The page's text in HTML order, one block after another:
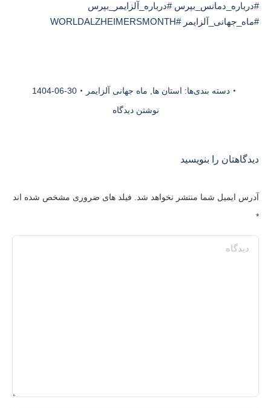
#درباره_دمانس_بپرس #درباره_آلزایمر_بپرس
#ماه_جهانی_آلزایمر #WORLDALZHEIMERSMONTH
دسته بندی‌ها: استان ها ماه جهانی آلزایمر
1404-06-30
نوشتن دیدگاه
دیدگاهتان را بنویسید
آدرس ایمیل شما منتشر نخواهد شد. فیلد های ضروری مشخص شده اند
*
دیدگاه